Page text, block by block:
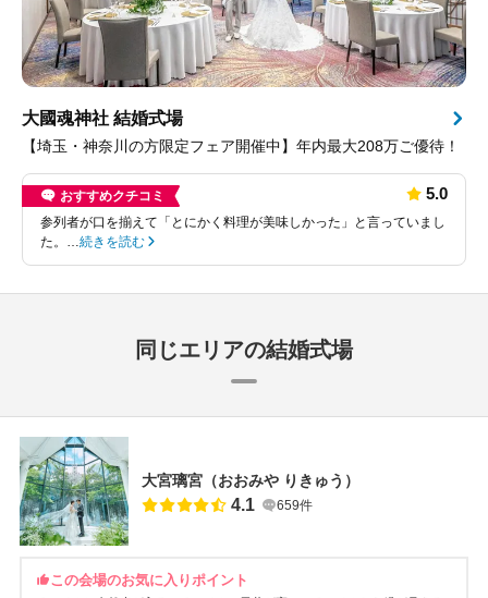
大國魂神社 結婚式場
【埼玉・神奈川の方限定フェア開催中】年内最大208万ご優待！
おすすめクチコミ 5.0
参列者が口を揃えて「とにかく料理が美味しかった」と言っていまし
た。…続きを読む
同じエリアの結婚式場
大宮璃宮（おおみや りきゅう）
4.1 659件
この会場のお気に入りポイント